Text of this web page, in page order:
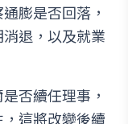
膨是否回落，
退，以及就業
否續任理事，
這將改變後續